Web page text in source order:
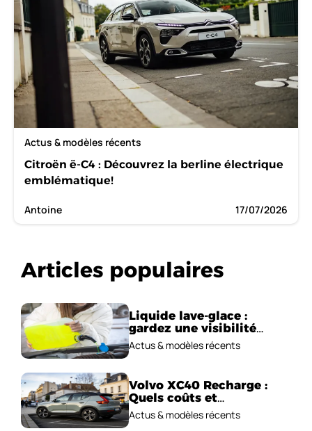
Actus & modèles récents
Citroën ë-C4 : Découvrez la berline électrique
emblématique!
Antoine 17/07/2026
Articles populaires
Liquide lave-glace :
gardez une visibilité
parfaite en voiture
Actus & modèles récents
Volvo XC40 Recharge :
Quels coûts et
performances
électriques ?
Actus & modèles récents